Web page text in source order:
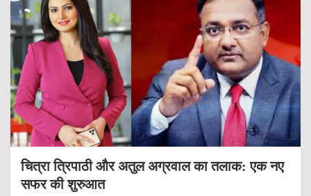
चित्रा त्रिपाठी और अतुल अग्रवाल का तलाक: एक नए
सफर की शुरुआत